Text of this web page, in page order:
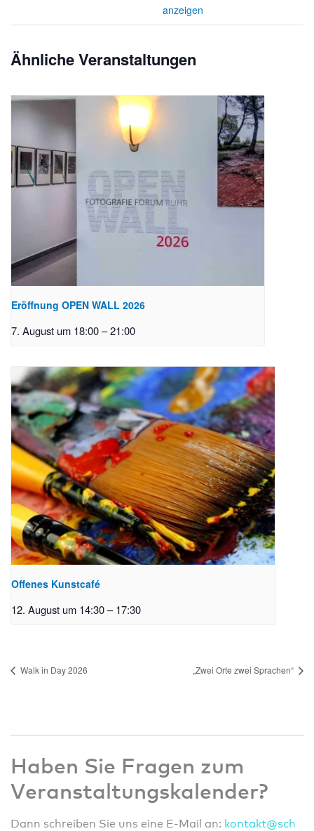
anzeigen
Ähnliche Veranstaltungen
Eröffnung OPEN WALL 2026
7. August um 18:00–21:00
Offenes Kunstcafé
12. August um 14:30– 17:30
Walk in Day 2026 „Zwei Orte zwei Sprachen“
Haben Sie Fragen zum
Veranstaltungskalender?
Dann schreiben Sie uns eine E-Mail an: kontakt@sch